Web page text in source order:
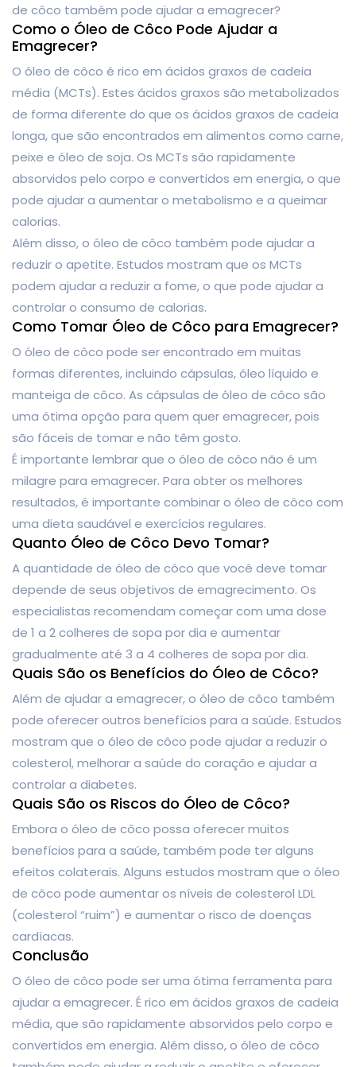
de côco também pode ajudar a emagrecer?
Como o Óleo de Côco Pode Ajudar a
Emagrecer?
O óleo de côco é rico em ácidos graxos de cadeia
média (MCTs). Estes ácidos graxos são metabolizados
de forma diferente do que os ácidos graxos de cadeia
longa, que são encontrados em alimentos como carne,
peixe e óleo de soja. Os MCTs são rapidamente
absorvidos pelo corpo e convertidos em energia, o que
pode ajudar a aumentar o metabolismo e a queimar
calorias.
Além disso, o óleo de côco também pode ajudar a
reduzir o apetite. Estudos mostram que os MCTs
podem ajudar a reduzir a fome, o que pode ajudar a
controlar o consumo de calorias.
Como Tomar Óleo de Côco para Emagrecer?
O óleo de côco pode ser encontrado em muitas
formas diferentes, incluindo cápsulas, óleo líquido e
manteiga de côco. As cápsulas de óleo de côco são
uma ótima opção para quem quer emagrecer, pois
são fáceis de tomar e não têm gosto.
É importante lembrar que o óleo de côco não é um
milagre para emagrecer. Para obter os melhores
resultados, é importante combinar o óleo de côco com
uma dieta saudável e exercícios regulares.
Quanto Óleo de Côco Devo Tomar?
A quantidade de óleo de côco que você deve tomar
depende de seus objetivos de emagrecimento. Os
especialistas recomendam começar com uma dose
de 1 a 2 colheres de sopa por dia e aumentar
gradualmente até 3 a 4 colheres de sopa por dia.
Quais São os Benefícios do Óleo de Côco?
Além de ajudar a emagrecer, o óleo de côco também
pode oferecer outros benefícios para a saúde. Estudos
mostram que o óleo de côco pode ajudar a reduzir o
colesterol, melhorar a saúde do coração e ajudar a
controlar a diabetes.
Quais São os Riscos do Óleo de Côco?
Embora o óleo de côco possa oferecer muitos
benefícios para a saúde, também pode ter alguns
efeitos colaterais. Alguns estudos mostram que o óleo
de côco pode aumentar os níveis de colesterol LDL
(colesterol “ruim”) e aumentar o risco de doenças
cardíacas.
Conclusão
O óleo de côco pode ser uma ótima ferramenta para
ajudar a emagrecer. É rico em ácidos graxos de cadeia
média, que são rapidamente absorvidos pelo corpo e
convertidos em energia. Além disso, o óleo de côco